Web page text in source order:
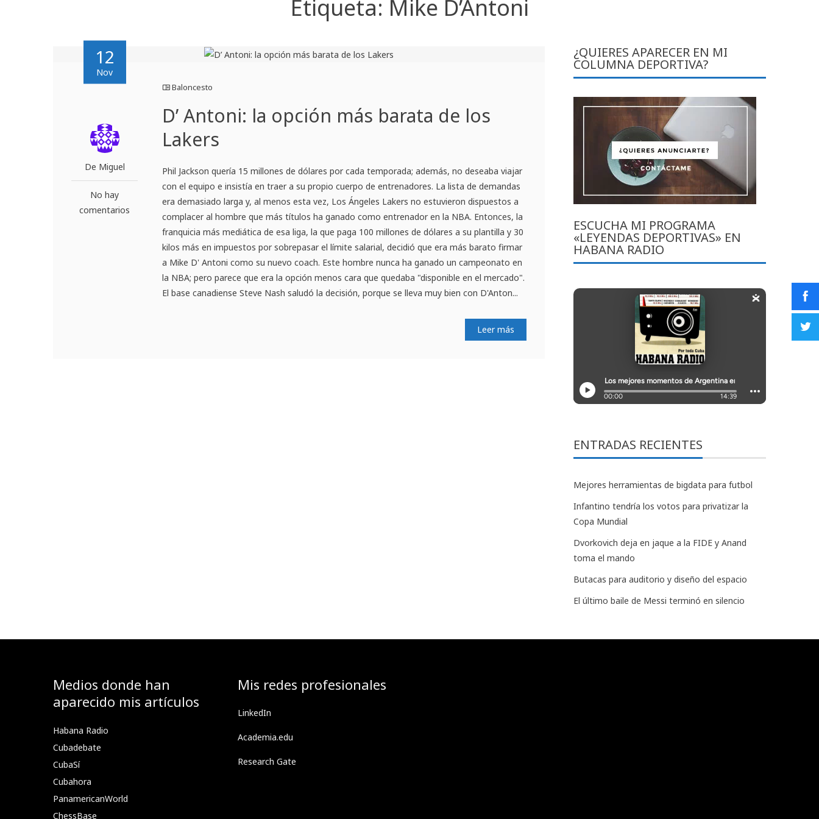
Etiqueta: Mike D’Antoni
12
Nov
De Miguel
No hay
comentarios
Baloncesto
D’ Antoni: la opción más barata de los
Lakers
Phil Jackson quería 15 millones de dólares por cada temporada; además, no deseaba viajar
con el equipo e insistía en traer a su propio cuerpo de entrenadores. La lista de demandas
era demasiado larga y, al menos esta vez, Los Ángeles Lakers no estuvieron dispuestos a
complacer al hombre que más títulos ha ganado como entrenador en la NBA. Entonces, la
franquicia más mediática de esa liga, la que paga 100 millones de dólares a su plantilla y 30
kilos más en impuestos por sobrepasar el límite salarial, decidió que era más barato firmar
a Mike D' Antoni como su nuevo coach. Este hombre nunca ha ganado un campeonato en
la NBA; pero parece que era la opción menos cara que quedaba "disponible en el mercado".
El base canadiense Steve Nash saludó la decisión, porque se lleva muy bien con D'Anton...
Leer más
¿QUIERES APARECER EN MI
COLUMNA DEPORTIVA?
ESCUCHA MI PROGRAMA
«LEYENDAS DEPORTIVAS» EN
HABANA RADIO
ENTRADAS RECIENTES
Mejores herramientas de bigdata para futbol
Infantino tendría los votos para privatizar la
Copa Mundial
Dvorkovich deja en jaque a la FIDE y Anand
toma el mando
Butacas para auditorio y diseño del espacio
El último baile de Messi terminó en silencio
Medios donde han
aparecido mis artículos
Habana Radio
Cubadebate
CubaSí
Cubahora
PanamericanWorld
ChessBase
Mis redes profesionales
LinkedIn
Academia.edu
Research Gate